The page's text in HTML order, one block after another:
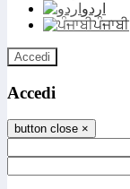
اردو
ਪੰਜਾਬੀ
Accedi
Accedi
button close ×